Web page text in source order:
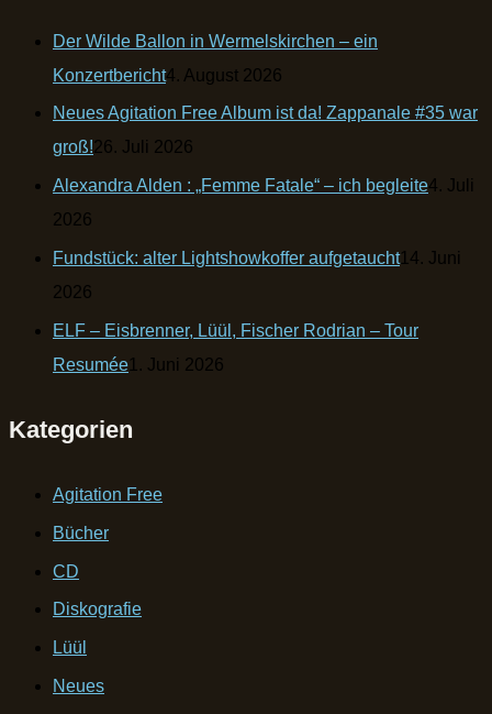
Der Wilde Ballon in Wermelskirchen – ein
Konzertbericht4. August 2026
Neues Agitation Free Album ist da! Zappanale #35 war
groß!26. Juli 2026
Alexandra Alden : „Femme Fatale“ – ich begleite4. Juli
2026
Fundstück: alter Lightshowkoffer aufgetaucht14. Juni
2026
ELF – Eisbrenner, Lüül, Fischer Rodrian – Tour
Resumée1. Juni 2026
Kategorien
Agitation Free
Bücher
CD
Diskografie
Lüül
Neues